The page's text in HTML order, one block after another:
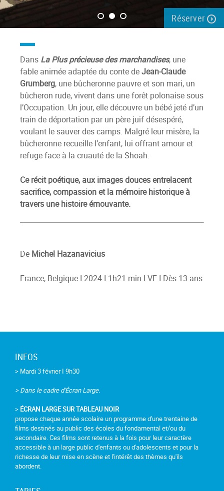
Réserver
Dans La Plus précieuse des marchandises, une
fable animée adaptée du conte deJean-Claude
Grumberg, une bûcheronne pauvre et son mari, un
bûcheron rude, vivent dans une forêt polonaise sous
l’Occupation. Un jour, elle découvre un bébé jeté d’un
train de déportation par un père juif désespéré,
voulant le sauver des camps. Malgré leur misère, la
bûcheronne recueille l’enfant, lui offrant amour et
refuge face à la cruauté de la Shoah.
Ce récit poétique, aux images douces entrelacent
sacrifice, compassion et la mémoire historique à
travers une histoire émouvante.
De Michel Hazanavicius
France, Belgique I 2024 I 1h21 min I VF I Dès 13 ans
INFOS
> Mardi 3 février I 9h30
> Dans le cadre d'Écran Large.
> ÉCRAN LARGE SUR TABLEAU NOIR
propose chaque année scolaire un programme d'une trentaine de
films destinés au public des écoles du fondamental et/ou du
secondaire. Ces films sont retenus à la fois pour leur caractère
accessible à un large public d'enfants ou d'adolescents et pour la
richesse de leur mise en scène et l'intérêt des thèmes qu'ils
abordent.